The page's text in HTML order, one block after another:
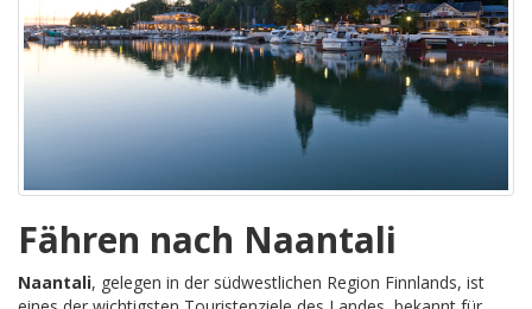
Fähren nach Naantali
Naantali, gelegen in der südwestlichen Region Finnlands, ist